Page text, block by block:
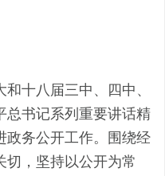
十八届三中、四中、
总书记系列重要讲话精
政务公开工作。围绕经
切，坚持以公开为常